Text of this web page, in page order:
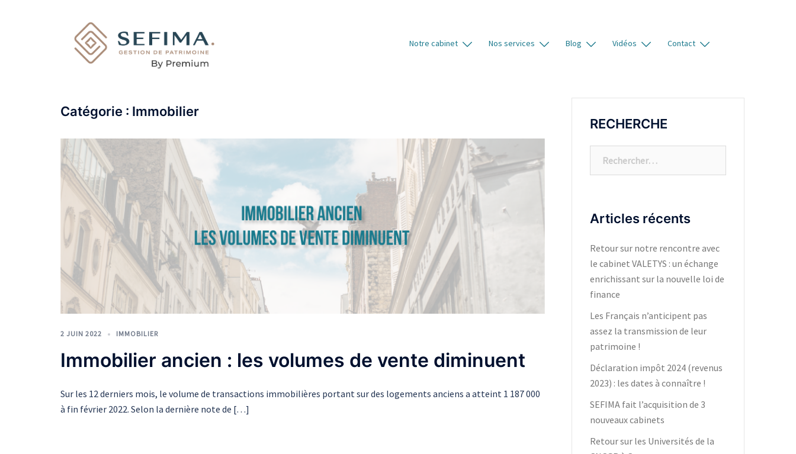
Notre cabinet Nos services Blog Vidéos Contact
Catégorie : Immobilier
2 JUIN 2022 IMMOBILIER
Immobilier ancien : les volumes de vente diminuent
Sur les 12 derniers mois, le volume de transactions immobilières portant sur des logements anciens a atteint 1 187 000
à fin février 2022. Selon la dernière note de […]
RECHERCHE
Articles récents
Retour sur notre rencontre avec
le cabinet VALETYS : un échange
enrichissant sur la nouvelle loi de
finance
Les Français n’anticipent pas
assez la transmission de leur
patrimoine !
Déclaration impôt 2024 (revenus
2023) : les dates à connaître !
SEFIMA fait l’acquisition de 3
nouveaux cabinets
Retour sur les Universités de la